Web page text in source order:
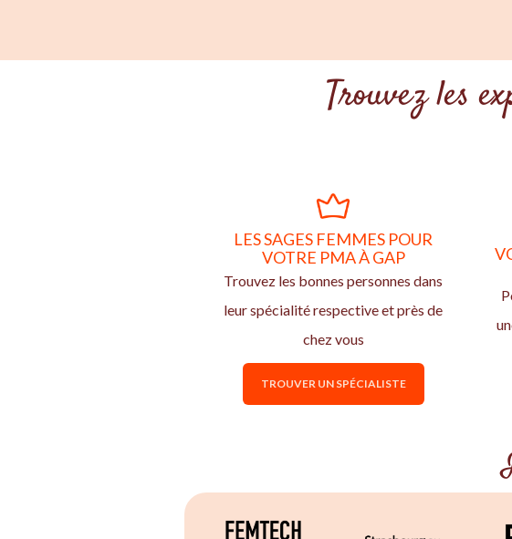
Trouvez les
LES SAGES FEMMES POUR
VOTRE PMA À GAP
Trouvez les bonnes personnes dans
leur spécialité respective et près de
chez vous
TROUVER UN SPÉCIALISTE